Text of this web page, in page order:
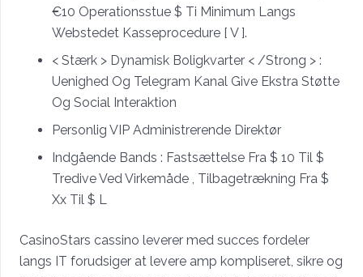
€10 Operationsstue $ Ti Minimum Langs
Webstedet Kasseprocedure [ V ].
< Stærk > Dynamisk Boligkvarter < /Strong > :
Uenighed Og Telegram Kanal Give Ekstra Støtte
Og Social Interaktion
Personlig VIP Administrerende Direktør
Indgående Bands : Fastsættelse Fra $ 10 Til $
Tredive Ved Virkemåde , Tilbagetrækning Fra $
Xx Til $ L
CasinoStars cassino leverer med succes fordeler
langs IT forudsiger at levere amp kompliseret, sikre og